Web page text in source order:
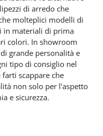
di arredo che
molteplici modelli di
in materiali di prima
colori. In showroom
di grande personalità e
tipo di consiglio nel
scappare che
non solo per l'aspetto
e sicurezza.